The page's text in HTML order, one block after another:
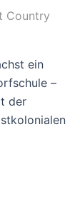
Country
ein
–
der